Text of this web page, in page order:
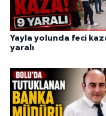
Yayla yolunda feci
yaralı